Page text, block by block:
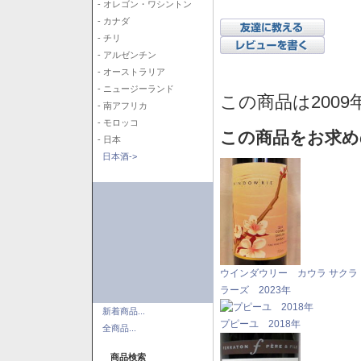
- オレゴン・ワシントン
- カナダ
- チリ
- アルゼンチン
- オーストラリア
- ニュージーランド
- 南アフリカ
- モロッコ
- 日本
日本酒->
新着商品...
全商品...
商品検索
この商品は2009
この商品をお求
ウインダウリー カウラ サクラ
ラーズ 2023年
プピーユ 2018年